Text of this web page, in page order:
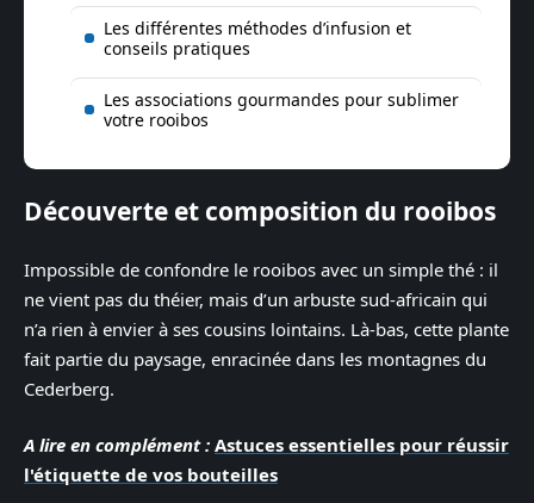
Les différentes méthodes d’infusion et
conseils pratiques
Les associations gourmandes pour sublimer
votre rooibos
Découverte et composition du rooibos
Impossible de confondre le rooibos avec un simple thé : il
ne vient pas du théier, mais d’un arbuste sud-africain qui
n’a rien à envier à ses cousins lointains. Là-bas, cette plante
fait partie du paysage, enracinée dans les montagnes du
Cederberg.
A lire en complément : Astuces essentielles pour réussir
l'étiquette de vos bouteilles